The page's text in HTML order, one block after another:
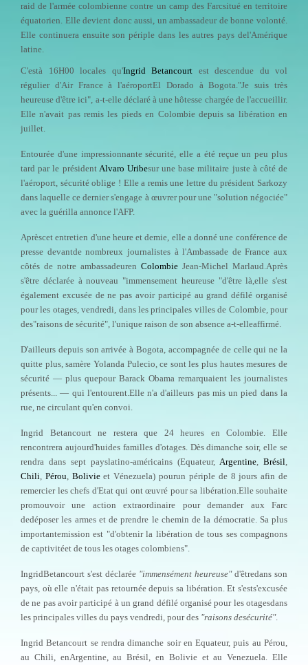
raid de l'armée colombienne contre un camp des Farcsitué en territoire
équatorien. Elle devient donc aussi, un ambassadeur de bonne volonté.
Elle continuera ensuite son périple dans les autres pays del'Amérique
latine.
C'està 16H00 locales qu'Ingrid Betancourt est descendue du vol
régulier d'Air France à l'aéroportEl Dorado à Bogota."Je suis très
heureuse d'être ici", a-t-elle déclaré à une hôtesse chargée de l'accueillir.
Elle n'avait pas remis les pieds en Colombie depuis sa libération en
juillet.
Entourée d'une impressionnante sécurité, elle a été reçue un peu plus
tard par le président Alvaro Uribesur une base militaire juste à côté de
l'aéroport, sécurité oblige ! Elle a remis une lettre du président Sarkozy
dans laquelle ce dernier s'engage à œuvrer pour une "solution négociée"
avec la guérilla annonce l'AFP.
Aprèscet entretien d'une heure et demie, elle a donné une conférence de
presse devantde nombreux journalistes à l'Ambassade de France aux
côtés de notre ambassadeuren Colombie Jean-Michel Marlaud.Après
s'être déclarée à nouveau "immensement heureuse "d'être là,elle s'est
également excusée de ne pas avoir participé au grand défilé organisé
pour les otages, vendredi, dans les principales villes de Colombie, pour
des"raisons de sécurité", l'unique raison de son absence a-t-elleaffirmé.
D'ailleurs depuis son arrivée à Bogota, accompagnée de celle qui ne la
quitte plus, samère Yolanda Pulecio, ce sont les plus hautes mesures de
sécurité — plus quepour Barack Obama remarquaient les journalistes
présents... — qui l'entourent.Elle n'a d'ailleurs pas mis un pied dans la
rue, ne circulant qu'en convoi.
Ingrid Betancourt ne restera que 24 heures en Colombie. Elle
rencontrera aujourd'huides familles d'otages. Dès dimanche soir, elle se
rendra dans sept payslatino-américains (Equateur, Argentine Brésil
Chili Pérou Bolivieet Vénezuela) pourun périple de 8 jours afin de
remercier les chefs d'Etat qui ont œuvré pour sa libération.Elle souhaite
promouvoir une action extraordinaire pour demander aux Farc
dedéposer les armes et de prendre le chemin de la démocratie. Sa plus
importantemission est "d'obtenir la libération de tous ses compagnons
de captivitéet de tous les otages colombiens".
IngridBetancourt s'est déclarée "immensément heureuse"d'êtredans son
pays, où elle n'était pas retournée depuis sa libération. Et s'ests'excusée
de ne pas avoir participé à un grand défilé organisé pour les otagesdans
les principales villes du pays vendredi, pour des "raisons desécurité".
Ingrid Betancourt se rendra dimanche soir en Equateur, puis au Pérou,
au Chili, enArgentine, au Brésil, en Bolivie et au Venezuela. Elle